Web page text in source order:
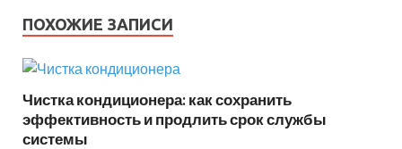
ПОХОЖИЕ ЗАПИСИ
Чистка кондиционера: как сохранить
эффективность и продлить срок службы
системы